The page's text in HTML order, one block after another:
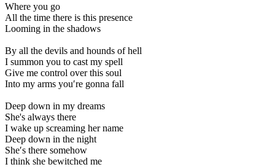
Where you go
All the time there is this presence
Looming in the shadows
By all the devils and hounds of hell
I summon you to cast my spell
Give me control over this soul
Into my arms you′re gonna fall
Deep down in my dreams
She's always there
I wake up screaming her name
Deep down in the night
She′s there somehow
I think she bewitched me